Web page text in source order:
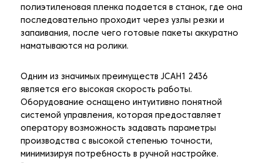
полиэтиленовая пленка подается в станок, где она
последовательно проходит через узлы резки и
запаивания, после чего готовые пакеты аккуратно
наматываются на ролики.
Одним из значимых преимуществ JCAH1 2436
является его высокая скорость работы.
Оборудование оснащено интуитивно понятной
системой управления, которая предоставляет
оператору возможность задавать параметры
производства с высокой степенью точности,
минимизируя потребность в ручной настройке.